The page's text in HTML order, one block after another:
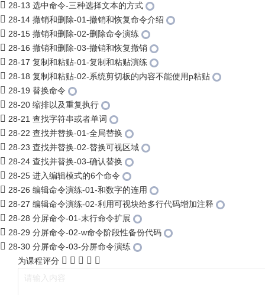
28-13 选中命令-三种选择文本的方式
28-14 撤销和删除-01-撤销和恢复命令介绍
28-15 撤销和删除-02-删除命令演练
28-16 撤销和删除-03-撤销和恢复撤销
28-17 复制和粘贴-01-复制和粘贴演练
28-18 复制和粘贴-02-系统剪切板的内容不能使用p粘贴
28-19 替换命令
28-20 缩排以及重复执行
28-21 查找字符串或者单词
28-22 查找并替换-01-全局替换
28-23 查找并替换-02-替换可视区域
28-24 查找并替换-03-确认替换
28-25 进入编辑模式的6个命令
28-26 编辑命令演练-01-和数字的连用
28-27 编辑命令演练-02-利用可视块给多行代码增加注释
28-28 分屏命令-01-末行命令扩展
28-29 分屏命令-02-w命令阶段性备份代码
28-30 分屏命令-03-分屏命令演练
为课程评分